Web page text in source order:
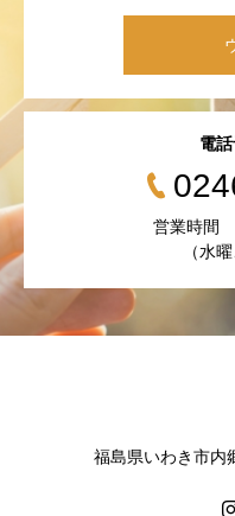
電
営業時間
（水
福島県いわき市内